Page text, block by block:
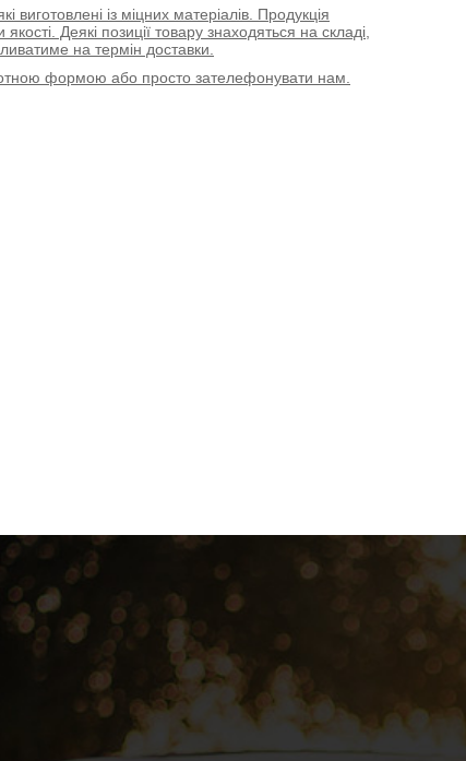
які виготовлені із міцних матеріалів. Продукція
Деякі позиції товару знаходяться на складі,
на термін доставки.
формою або просто зателефонувати нам.